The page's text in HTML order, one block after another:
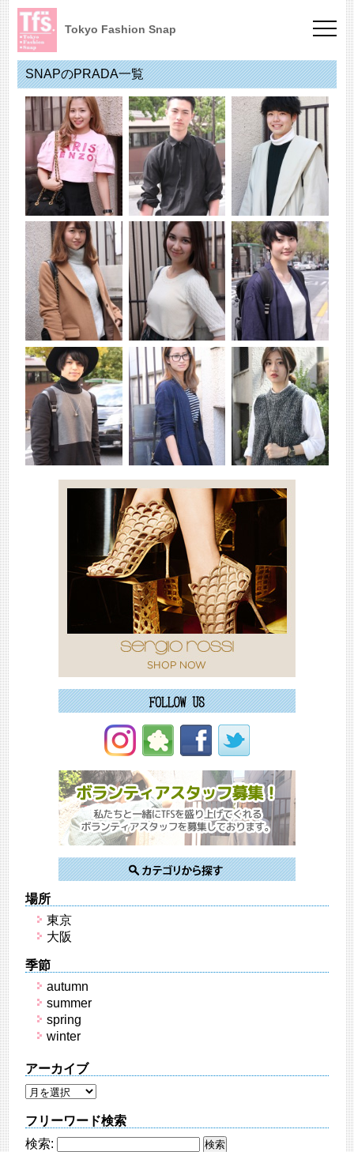
Tokyo Fashion Snap
SNAPのPRADA一覧
場所
東京
大阪
季節
autumn
summer
spring
winter
アーカイブ
フリーワード検索
検索: